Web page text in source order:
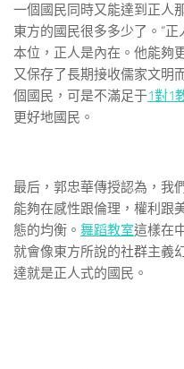
一個國民同時又能達到正人
東方的國民很多多少了。“
本位，正人是內在。他能夠
又保存了長期接收儒家文明
個國民，可是不滿足于1對1
更好地國民。
最后，郭忠華傳授認為，我
能夠在感性跟倫理，權利跟
態的均衡。 舞蹈教室這樣在
就會像東方所說的社群主義
達就是正人式的國民。